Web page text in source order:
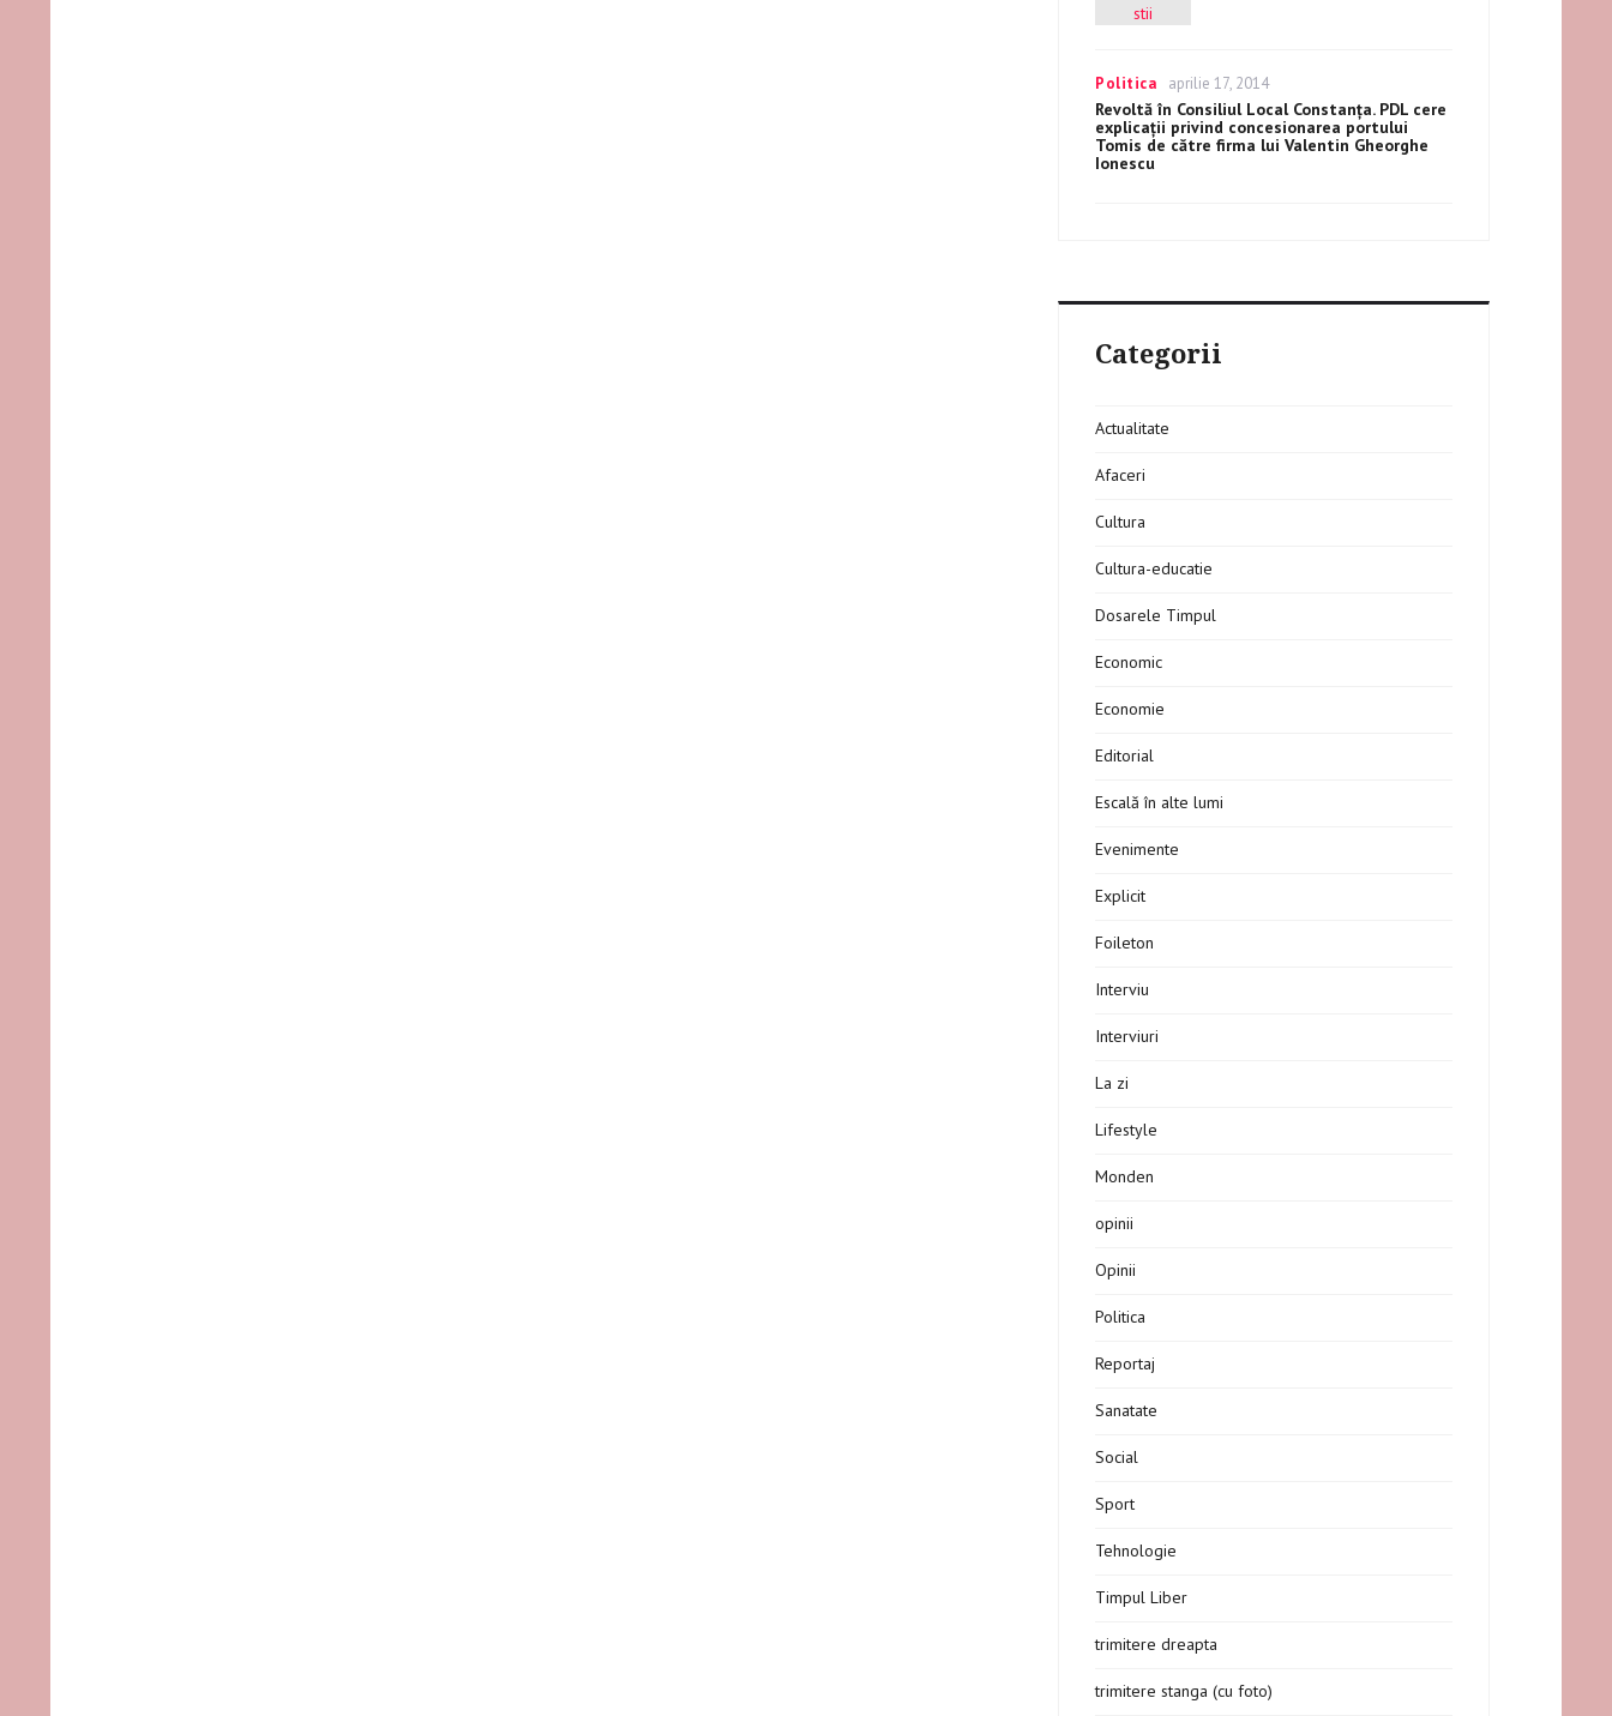
Categories
Politica
Posted
on
aprilie 17, 2014
Revoltă în Consiliul Local Constanța. PDL cere
explicații privind concesionarea portului
Tomis de către firma lui Valentin Gheorghe
Ionescu
Categorii
Actualitate
Afaceri
Cultura
Cultura-educatie
Dosarele Timpul
Economic
Economie
Editorial
Escală în alte lumi
Evenimente
Explicit
Foileton
Interviu
Interviuri
La zi
Lifestyle
Monden
opinii
Opinii
Politica
Reportaj
Sanatate
Social
Sport
Tehnologie
Timpul Liber
trimitere dreapta
trimitere stanga (cu foto)